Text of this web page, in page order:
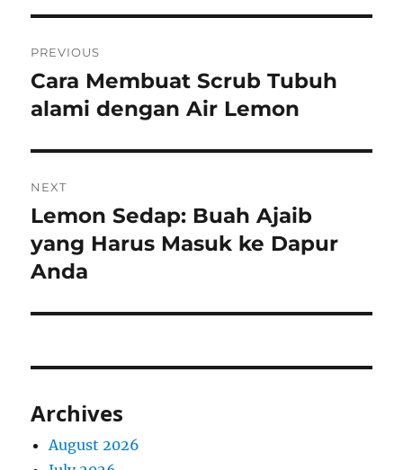
navigation
PREVIOUS
Previous
post:
Cara Membuat Scrub Tubuh
alami dengan Air Lemon
NEXT
Next
post:
Lemon Sedap: Buah Ajaib
yang Harus Masuk ke Dapur
Anda
Archives
August 2026